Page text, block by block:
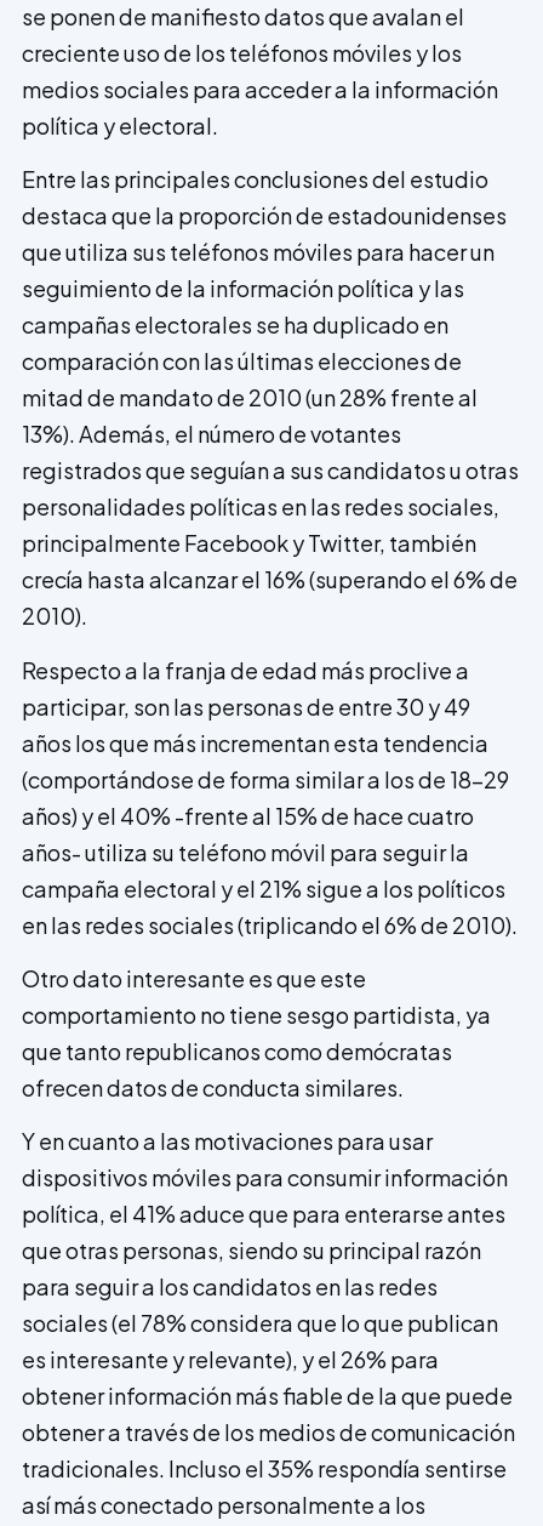
se ponen de manifiesto datos que avalan el
creciente uso de los teléfonos móviles y los
medios sociales para acceder a la información
política y electoral.
Entre las principales conclusiones del estudio
destaca que la proporción de estadounidenses
que utiliza sus teléfonos móviles para hacer un
seguimiento de la información política y las
campañas electorales se ha duplicado en
comparación con las últimas elecciones de
mitad de mandato de 2010 (un 28% frente al
13%). Además, el número de votantes
registrados que seguían a sus candidatos u otras
personalidades políticas en las redes sociales,
principalmente Facebook y Twitter, también
crecía hasta alcanzar el 16% (superando el 6% de
2010).
Respecto a la franja de edad más proclive a
participar, son las personas de entre 30 y 49
años los que más incrementan esta tendencia
(comportándose de forma similar a los de 18-29
años) y el 40% -frente al 15% de hace cuatro
años- utiliza su teléfono móvil para seguir la
campaña electoral y el 21% sigue a los políticos
en las redes sociales (triplicando el 6% de 2010).
Otro dato interesante es que este
comportamiento no tiene sesgo partidista, ya
que tanto republicanos como demócratas
ofrecen datos de conducta similares.
Y en cuanto a las motivaciones para usar
dispositivos móviles para consumir información
política, el 41% aduce que para enterarse antes
que otras personas, siendo su principal razón
para seguir a los candidatos en las redes
sociales (el 78% considera que lo que publican
es interesante y relevante), y el 26% para
obtener información más fiable de la que puede
obtener a través de los medios de comunicación
tradicionales. Incluso el 35% respondía sentirse
así más conectado personalmente a los